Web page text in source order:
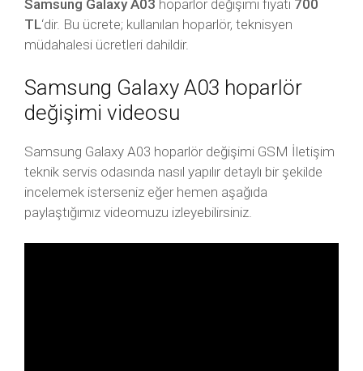
Samsung Galaxy A03 hoparlör değişimi fiyatı 700
TL‘dir. Bu ücrete; kullanılan hoparlör, teknisyen
müdahalesi ücretleri dahildir.
Samsung Galaxy A03 hoparlör
değişimi videosu
Samsung Galaxy A03 hoparlör değişimi GSM İletişim
teknik servis odasında nasıl yapılır detaylı bir şekilde
incelemek isterseniz eğer hemen aşağıda
paylaştığımız videomuzu izleyebilirsiniz.